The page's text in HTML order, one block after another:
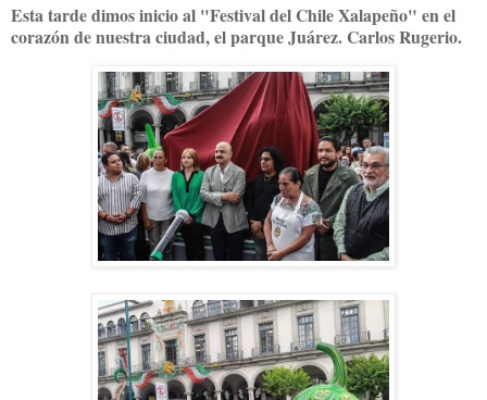
Esta tarde dimos inicio al "Festival del Chile Xalapeño" en el
corazón de nuestra ciudad, el parque Juárez. Carlos Rugerio.